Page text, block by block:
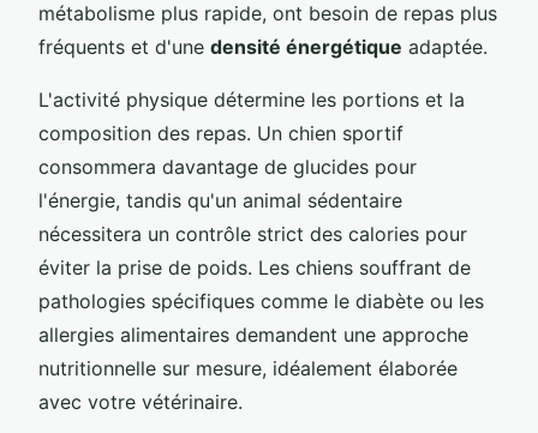
métabolisme plus rapide, ont besoin de repas plus
fréquents et d'une densité énergétique adaptée.
L'activité physique détermine les portions et la
composition des repas. Un chien sportif
consommera davantage de glucides pour
l'énergie, tandis qu'un animal sédentaire
nécessitera un contrôle strict des calories pour
éviter la prise de poids. Les chiens souffrant de
pathologies spécifiques comme le diabète ou les
allergies alimentaires demandent une approche
nutritionnelle sur mesure, idéalement élaborée
avec votre vétérinaire.